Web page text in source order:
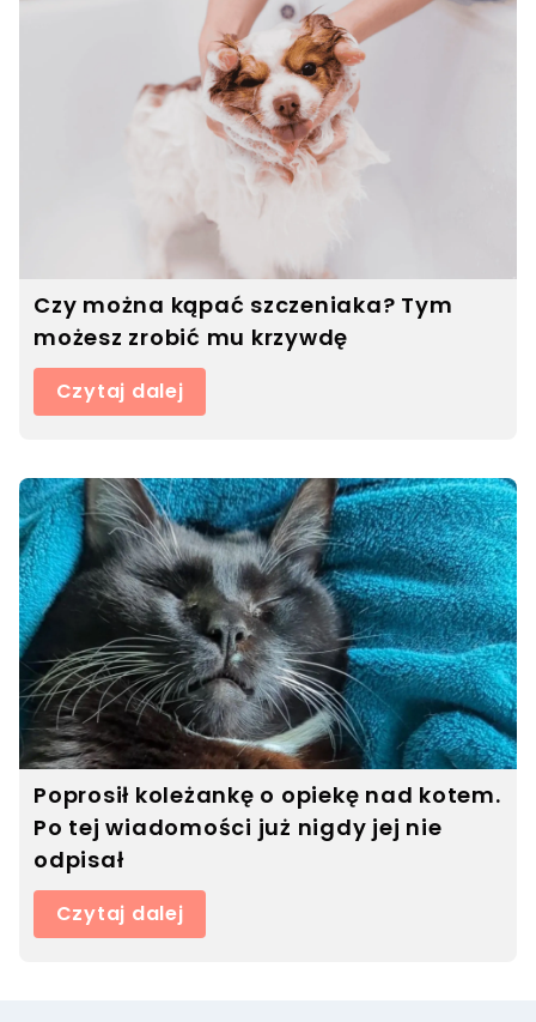
Czy można kąpać szczeniaka? Tym
możesz zrobić mu krzywdę
Czytaj dalej
Poprosił koleżankę o opiekę nad kotem.
Po tej wiadomości już nigdy jej nie
odpisał
Czytaj dalej